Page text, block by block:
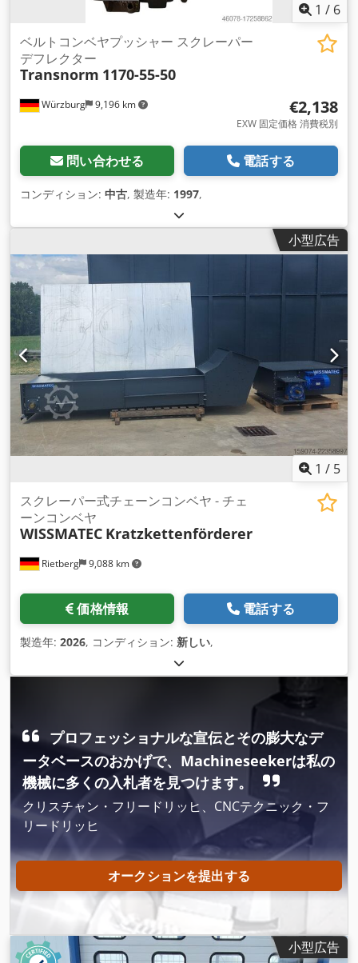
1 / 6
Würzburg 9,196 km
ベルトコンベヤプッシャー スクレーパー
デフレクター
Transnorm 1170-55-50
€2,138
EXW 固定価格 消費税別
問い合わせる 電話する
コンディション: 中古, 製造年: 1997,
小型広告
1 / 5
Rietberg 9,088 km
スクレーパー式チェーンコンベヤ - チェ
ーンコンベヤ
WISSMATEC Kratzkettenförderer
価格情報 電話する
製造年: 2026, コンディション: 新しい,
プロフェッショナルな宣伝とその膨大なデ
ータベースのおかげで、Machineseekerは私の
機械に多くの入札者を見つけます。
クリスチャン・フリードリッヒ、CNCテクニック・フ
リードリッヒ
オークションを提出する
小型広告